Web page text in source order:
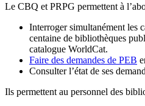
Le CBQ et PRPG permettent à
Interroger simultanément les
centaine de bibliothèques
catalogue WorldCat.
Faire des demandes de PEB
Consulter l’état de ses
Ils permettent au personnel des